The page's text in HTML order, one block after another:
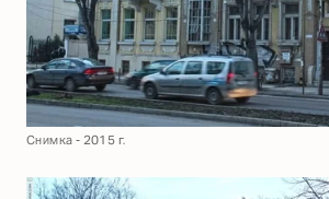
Снимка - 2015 г.